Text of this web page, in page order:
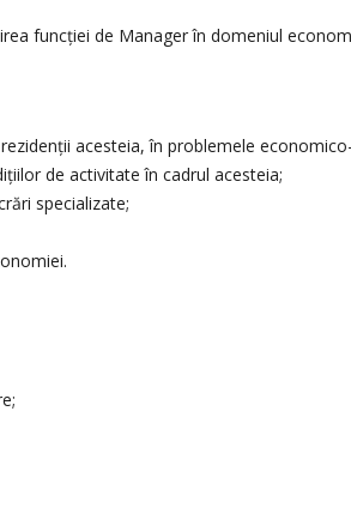
funcției de Manager în domeniul
acesteia, în problemele
de activitate în cadrul acesteia;
specializate;